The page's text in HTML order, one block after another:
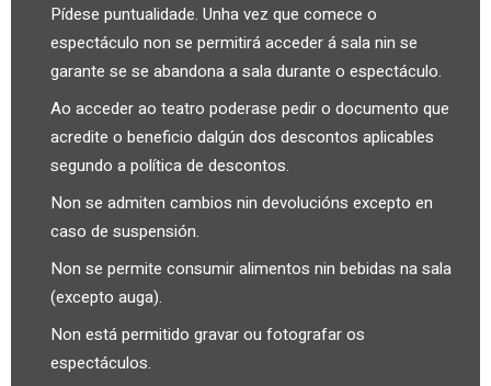
Pídese puntualidade. Unha vez que comece o
espectáculo non se permitirá acceder á sala nin se
garante se se abandona a sala durante o espectáculo.
Ao acceder ao teatro poderase pedir o documento que
acredite o beneficio dalgún dos descontos aplicables
segundo a política de descontos.
Non se admiten cambios nin devolucións excepto en
caso de suspensión.
Non se permite consumir alimentos nin bebidas na sala
(excepto auga).
Non está permitido gravar ou fotografar os
espectáculos.